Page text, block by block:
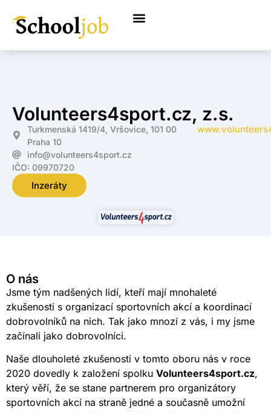
Volunteers4sport.cz, z.s.
Turkmenská 1419/4, Vršovice, 101 00
Praha 10
info@volunteers4sport.cz
IČO: 09970720
Inzeráty
O nás
Jsme tým nadšených lidí, kteří mají mnohaleté
zkušenosti s organizací sportovních akcí a koordinací
dobrovolníků na nich. Tak jako mnozí z vás, i my jsme
začínali jako dobrovolníci.
Naše dlouholeté zkušenosti v tomto oboru nás v roce
2020 dovedly k založení spolku Volunteers4sport.cz,
který věří, že se stane partnerem pro organizátory
sportovních akcí na straně jedné a současně umožní